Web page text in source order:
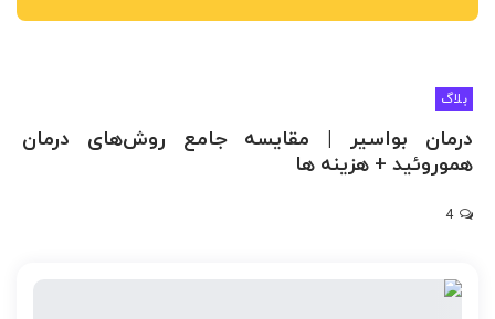
بلاگ
درمان بواسیر | مقایسه جامع روش‌های درمان
هموروئید + هزینه ها
4